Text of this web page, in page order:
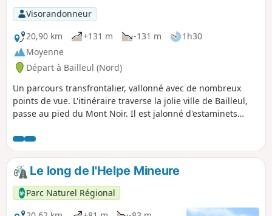
Visorandonneur
20,90 km
+131 m -131 m
1h30
Moyenne
Départ à Bailleul (Nord)
Un parcours transfrontalier, vallonné avec de nombreux
points de vue. L'itinéraire traverse la jolie ville de Bailleul,
passe au pied du Mont Noir. Il est jalonné d'estaminets
humides (8).
Le long de l'Helpe Mineure
Parc Naturel Régional